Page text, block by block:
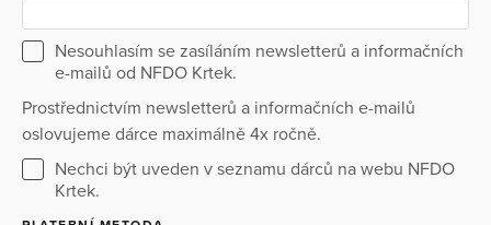
Nesouhlasím se zasíláním newsletterů a informačních
e-mailů od NFDO Krtek.
Prostřednictvím newsletterů a informačních e-mailů
oslovujeme dárce maximálně 4x ročně.
Nechci být uveden v seznamu dárců na webu NFDO
Krtek.